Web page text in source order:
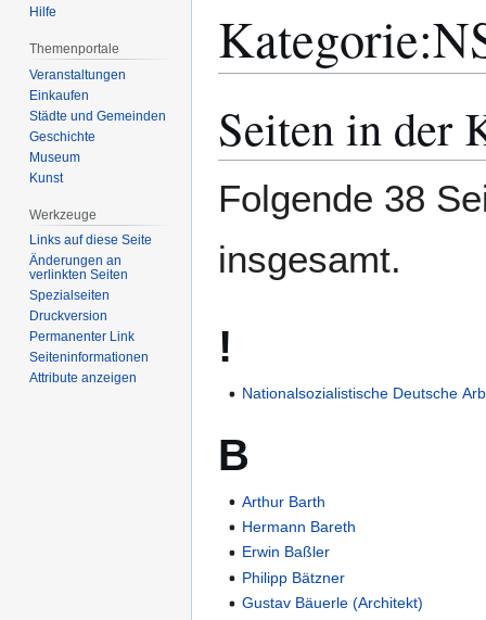
Kategorie:
Navigation
Suche
Seiten in der
Folgende 38
insgesamt.
!
Nationalsozialistische Deutsche
B
Arthur Barth
Hermann Bareth
Erwin Baßler
Philipp Bätzner
Gustav Bäuerle (Architekt)
Hilfe
Themenportale
Veranstaltungen
Einkaufen
Städte und Gemeinden
Geschichte
Museum
Kunst
Werkzeuge
Links auf diese Seite
Änderungen an
verlinkten Seiten
Spezialseiten
Druckversion
Permanenter Link
Seiten­­informationen
Attribute anzeigen